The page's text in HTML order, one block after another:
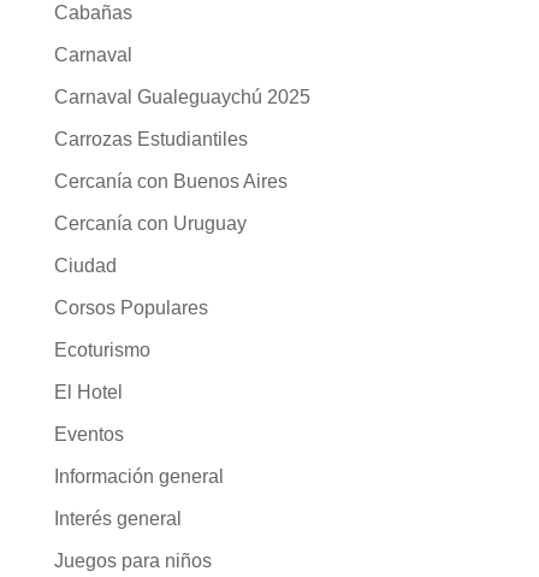
Cabañas
Carnaval
Carnaval Gualeguaychú 2025
Carrozas Estudiantiles
Cercanía con Buenos Aires
Cercanía con Uruguay
Ciudad
Corsos Populares
Ecoturismo
El Hotel
Eventos
Información general
Interés general
Juegos para niños